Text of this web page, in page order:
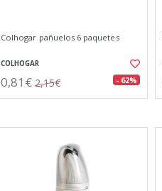
Colhogar pañuelos 6 paquetes
COLHOGAR
0,81€ 2,15€ - 62%